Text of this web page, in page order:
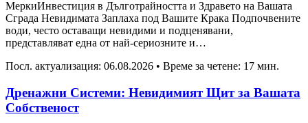
МеркиИнвестиция в Дълготрайността и Здравето на Вашата
Сграда Невидимата Заплаха под Вашите Крака Подпочвените
води, често оставащи невидими и подценявани,
представляват една от най-сериозните и…
Посл. актуализация: 06.08.2026 • Време за четене: 17 мин.
Дренажни Системи: Невидимият Щит за Вашата
Собственост